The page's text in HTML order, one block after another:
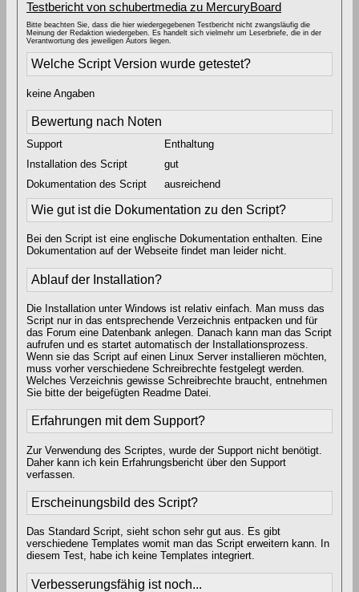
Testbericht von schubertmedia zu MercuryBoard
Bitte beachten Sie, dass die hier wiedergegebenen Testbericht nicht zwangsläufig die
Meinung der Redaktion wiedergeben. Es handelt sich vielmehr um Leserbriefe, die in der
Verantwortung des jeweiligen Autors liegen.
Welche Script Version wurde getestet?
keine Angaben
Bewertung nach Noten
Support
Enthaltung
Installation des Script
gut
Dokumentation des Script
ausreichend
Wie gut ist die Dokumentation zu den Script?
Bei den Script ist eine englische Dokumentation enthalten. Eine
Dokumentation auf der Webseite findet man leider nicht.
Ablauf der Installation?
Die Installation unter Windows ist relativ einfach. Man muss das
Script nur in das entsprechende Verzeichnis entpacken und für
das Forum eine Datenbank anlegen. Danach kann man das Script
aufrufen und es startet automatisch der Installationsprozess.
Wenn sie das Script auf einen Linux Server installieren möchten,
muss vorher verschiedene Schreibrechte festgelegt werden.
Welches Verzeichnis gewisse Schreibrechte braucht, entnehmen
Sie bitte der beigefügten Readme Datei.
Erfahrungen mit dem Support?
Zur Verwendung des Scriptes, wurde der Support nicht benötigt.
Daher kann ich kein Erfahrungsbericht über den Support
verfassen.
Erscheinungsbild des Script?
Das Standard Script, sieht schon sehr gut aus. Es gibt
verschiedene Templates womit man das Script erweitern kann. In
diesem Test, habe ich keine Templates integriert.
Verbesserungsfähig ist noch...